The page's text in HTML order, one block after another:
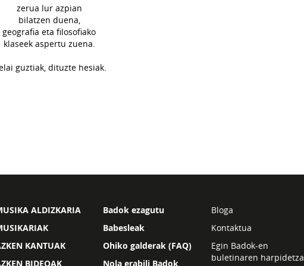
zerua lur azpian
bilatzen duena,
geografia eta filosofiako
klaseek aspertu zuena.
guztiak, dituzte hesiak.
ALDIZKARIA
KANTUAK
BIDEOAK
Badok ezagutu
Babesleak
Ohiko galderak (FAQ)
Nola erabili Badok
Bloga
Kontaktua
Egin Badok-en
buletinaren harpidetza